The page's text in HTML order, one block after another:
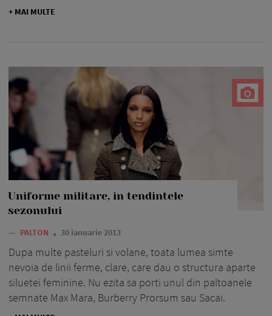
+ MAI MULTE
Uniforme militare, in tendintele
sezonului
— PALTON 30 ianuarie 2013
Dupa multe pasteluri si volane, toata lumea simte
nevoia de linii ferme, clare, care dau o structura aparte
siluetei feminine. Nu ezita sa porti unul din paltoanele
semnate Max Mara, Burberry Prorsum sau Sacai.